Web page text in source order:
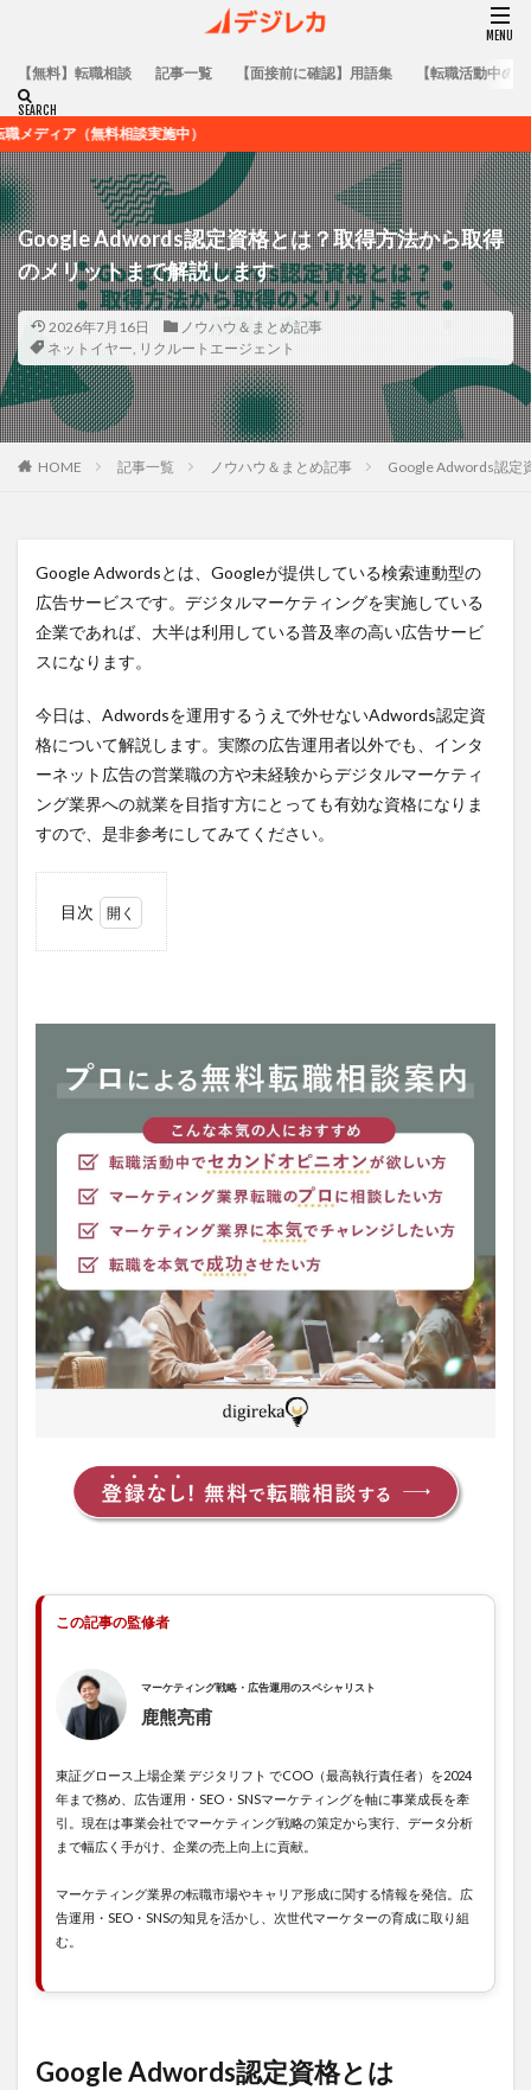
【無料】転職相談 記事一覧 【面接前に確認】用語集 【転職活動中の
料相談実施中）
Google Adwords認定資格とは？取得方法から取得
のメリットまで解説します
2026年7月16日
ノウハウ＆まとめ記事
ネットイヤー, リクルートエージェント
HOME 記事一覧 ノウハウ＆まとめ記事 Google Adwords認定
Google Adwordsとは、Googleが提供している検索連動型の
広告サービスです。デジタルマーケティングを実施している
企業であれば、大半は利用している普及率の高い広告サービ
スになります。
今日は、Adwordsを運用するうえで外せないAdwords認定資
格について解説します。実際の広告運用者以外でも、インタ
ーネット広告の営業職の方や未経験からデジタルマーケティ
ング業界への就業を目指す方にとっても有効な資格になりま
すので、是非参考にしてみてください。
目次
とは
1.1
Google
認定資格
のテスト
内容
Google
Adwords
認定試験
受験方法
2.1
Google
Adwords
2.2
Google
リット
3
この記事の監修者
マーケティング戦略・広告運用のスペシャリスト
鹿熊亮甫
東証グロース上場企業 デジタリフト でCOO（最高執行責任者）を2024
年まで務め、広告運用・SEO・SNSマーケティングを軸に事業成長を牽
引。現在は事業会社でマーケティング戦略の策定から実行、データ分析
まで幅広く手がけ、企業の売上向上に貢献。
マーケティング業界の転職市場やキャリア形成に関する情報を発信。広
告運用・SEO・SNSの知見を活かし、次世代マーケターの育成に取り組
む。
Google Adwords認定資格とは